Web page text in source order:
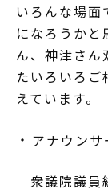
いろんな場面
になろうかと
ん、神津さん
たいろいろご
えています。
アナウンサ
衆議院議員